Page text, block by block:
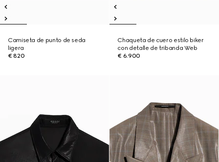
Camiseta de punto de seda
ligera
€ 820
Chaqueta de cuero estilo biker
con detalle de tribanda Web
€ 6.900